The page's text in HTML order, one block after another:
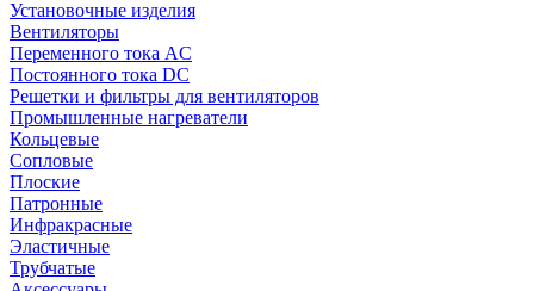
Установочные изделия
Вентиляторы
Переменного тока AC
Постоянного тока DC
Решетки и фильтры для вентиляторов
Промышленные нагреватели
Кольцевые
Сопловые
Плоские
Патронные
Инфракрасные
Эластичные
Трубчатые